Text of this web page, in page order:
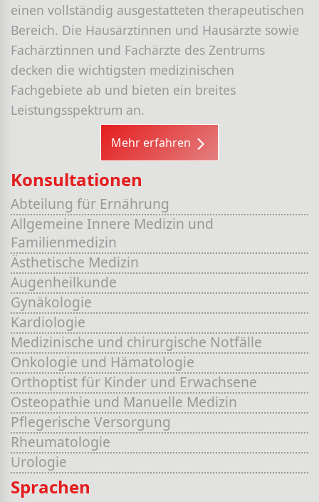
einen vollständig ausgestatteten therapeutischen
Bereich. Die Hausärztinnen und Hausärzte sowie
Fachärztinnen und Fachärzte des Zentrums
decken die wichtigsten medizinischen
Fachgebiete ab und bieten ein breites
Leistungsspektrum an.
Mehr erfahren
Konsultationen
Abteilung für Ernährung
Allgemeine Innere Medizin und
Familienmedizin
Ästhetische Medizin
Augenheilkunde
Gynäkologie
Kardiologie
Medizinische und chirurgische Notfälle
Onkologie und Hämatologie
Orthoptist für Kinder und Erwachsene
Osteopathie und Manuelle Medizin
Pflegerische Versorgung
Rheumatologie
Urologie
Sprachen